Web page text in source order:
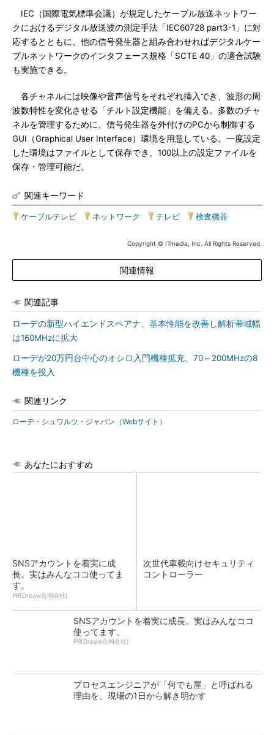
IEC（国際電気標準会議）が規定したケーブル放送ネットワー
クにおけるデジタル放送波の測定手法「IEC60728 part3-1」に対
応するとともに、他の信号発生器と組み合わせればデジタルケー
ブルネットワークのインタフェース規格「SCTE 40」の適合試験
も実施できる。
各チャネルには映像や音声信号をそれぞれ挿入でき、波形の周
波数特性を変化させる「チルト設定機能」を備える。多数のチャ
ネルを管理するために、信号発生器を外付けのPCから制御する
GUI（Graphical User Interface）環境を用意している。一度設定
した環境はファイルとして保存でき、100以上の設定ファイルを
保存・管理可能だ。
関連キーワード
ケーブルテレビ ネットワーク テレビ 検査機器
Copyright © ITmedia, Inc. All Rights Reserved.
関連情報
関連記事
ローデの新型ハイエンドスペアナ、基本性能を改善し解析帯域幅
は160MHzに拡大
ローデが20万円台中心のオシロ入門機種拡充、70～200MHzの8
機種を投入
関連リンク
ローデ・シュワルツ・ジャパン（Webサイト）
あなたにおすすめ
SNSアカウントを着実に成
長。実はみんなココ使ってま
す。
PR(Dreaw合同会社)
次世代車載向けセキュリティ
コントローラー
SNSアカウントを着実に成長。実はみんなココ
使ってます。
PR(Dreaw合同会社)
プロセスエンジニアが「何でも屋」と呼ばれる
理由を、現場の1日から解き明かす